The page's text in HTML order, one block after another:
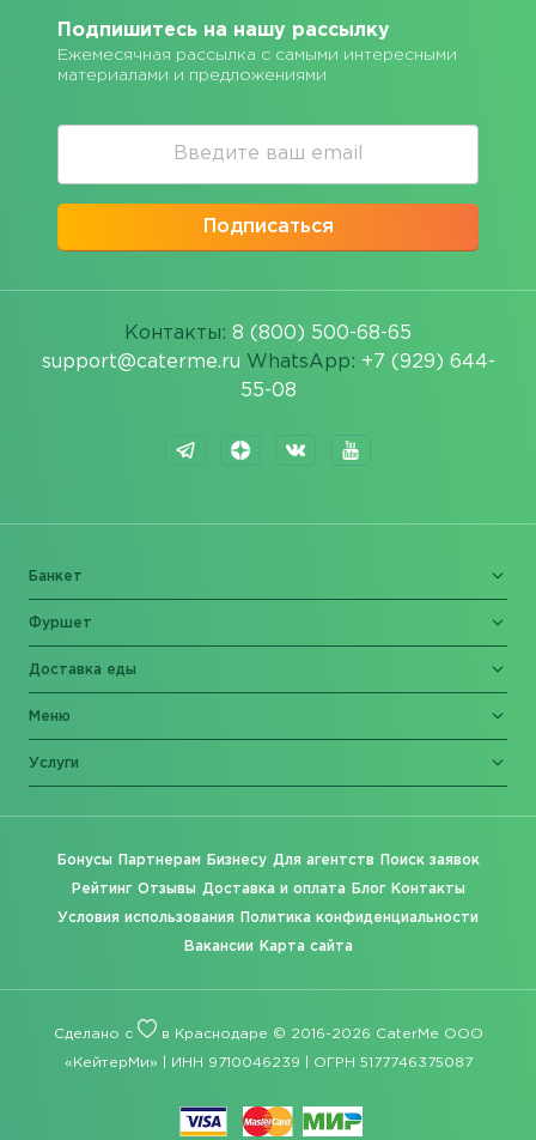
Подпишитесь на нашу рассылку
Ежемесячная рассылка с самыми интересными
материалами и предложениями
Подписаться
Контакты: 8 (800) 500-68-65
support@caterme.ru WhatsApp: +7 (929) 644-
55-08
Банкет
Фуршет
Доставка еды
Меню
Услуги
Бонусы Партнерам Бизнесу Для агентств Поиск заявок
Рейтинг Отзывы Доставка и оплата Блог Контакты
Условия использования Политика конфиденциальности
Вакансии Карта сайта
Сделано с в Краснодаре © 2016-2026 CaterMe ООО
«КейтерМи» | ИНН 9710046239 | ОГРН 5177746375087